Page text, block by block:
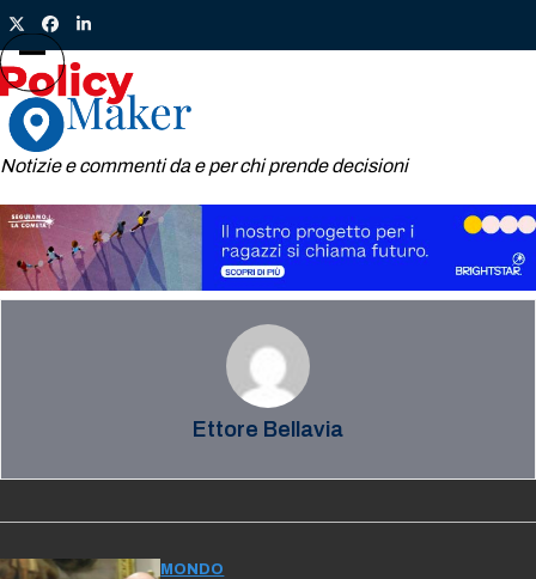
Skip
to
content
TwitterFacebook
LinkedIn
Notizie e commenti da e per chi prende decisioni
Open
mobile
menu
Close
mobile
menu
Ettore Bellavia
MONDO